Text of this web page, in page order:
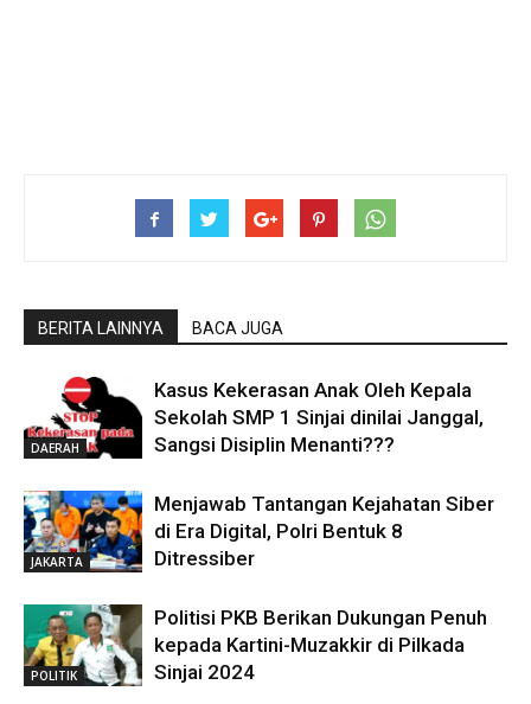
BERITA LAINNYA BACA JUGA
DAERAH
Kasus Kekerasan Anak Oleh Kepala
Sekolah SMP 1 Sinjai dinilai Janggal,
Sangsi Disiplin Menanti???
JAKARTA
Menjawab Tantangan Kejahatan Siber
di Era Digital, Polri Bentuk 8
Ditressiber
POLITIK
Politisi PKB Berikan Dukungan Penuh
kepada Kartini-Muzakkir di Pilkada
Sinjai 2024